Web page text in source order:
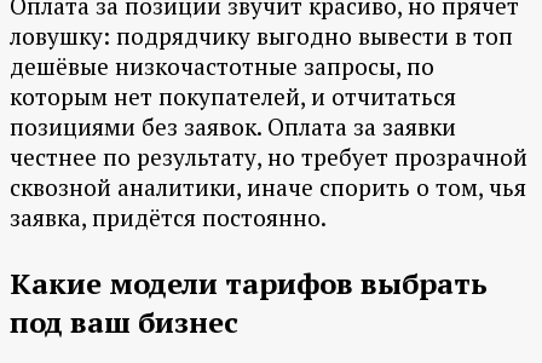
ловушку: подрядчику выгодно вывести в топ
дешёвые низкочастотные запросы, по
которым нет покупателей, и отчитаться
позициями без заявок. Оплата за заявки
честнее по результату, но требует прозрачной
сквозной аналитики, иначе спорить о том, чья
заявка, придётся постоянно.
Какие модели тарифов выбрать
под ваш бизнес